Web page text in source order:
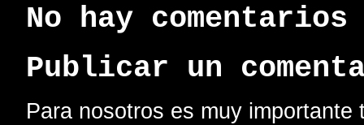
No hay
Publicar un
Para nosotros es muy